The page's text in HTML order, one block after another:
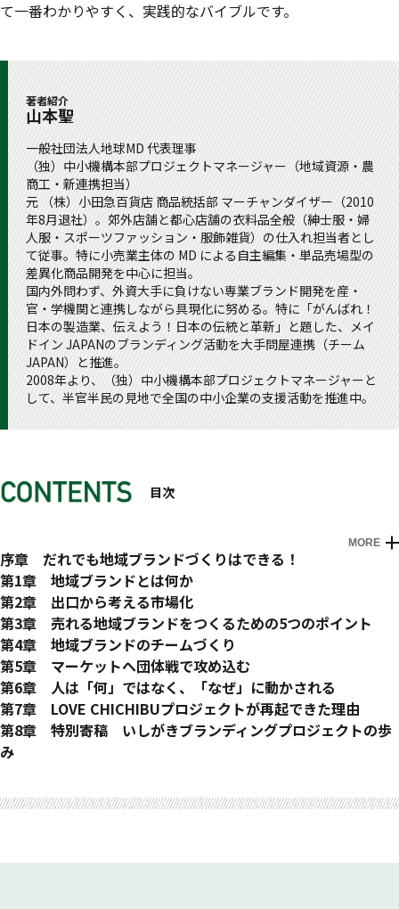
て一番わかりやすく、実践的なバイブルです。
著者紹介
山本聖
一般社団法人地球MD 代表理事
（独）中小機構本部プロジェクトマネージャー（地域資源・農
商工・新連携担当）
元 （株）小田急百貨店 商品統括部 マーチャンダイザー（2010
年8月退社）。郊外店舗と都心店舗の衣料品全般（紳士服・婦
人服・スポーツファッション・服飾雑貨）の仕入れ担当者とし
て従事。特に小売業主体の MD による自主編集・単品売場型の
差異化商品開発を中心に担当。
国内外問わず、外資大手に負けない専業ブランド開発を産・
官・学機関と連携しながら具現化に努める。特に「がんばれ！
日本の製造業、伝えよう！日本の伝統と革新」と題した、メイ
ドイン JAPANのブランディング活動を大手問屋連携（チーム
JAPAN）と推進。
2008年より、（独）中小機構本部プロジェクトマネージャーと
して、半官半民の見地で全国の中小企業の支援活動を推進中。
目次
MORE
はじめに
序章 だれでも地域ブランドづくりはできる！
・地域プロデューサーになろう！
・タイトルに込めた思い
・お客様のニーズを探ればモノは売れる
・ＪＡＰＡＮブランドの確立を目指して
・地域のストーリー探し
・地域ブランド育成プロジェクト「ニッポン・モノ・イチ」
・誰でも地域ブランドづくりはできる！
・本書のつかいかた
第1章 地域ブランドとは何か
・「お客様」と「自分」を知る
・ブランドとは？
・ブランドは土地に宿る
・地域ブランドの目的とは？
・地域ブランドづくりのQ&A
第2章 出口から考える市場化
・市場化プロセスとは
商品企画・開発
流通
販売
・出口を考えてから商品を作る
・ものが売れない三大要因
・地域ブランドづくりはコストがかかる
・地域ブランドづくりのQ&A
第3章 売れる地域ブランドをつくるための5つのポイント
・売れる商品の共通点
市場が求める三大要素
・売れる商品の共通点
・地域ブランドづくりの5つの共通点
1 「ものを見たらシーンが浮かぶ商品」を作る
……お客様のニーズを知る
・ターゲットを絞り込む「お客様シート」
・ライフスタイルを整理する
・時代によって変わる消費者のニーズ
第4章 地域ブランドのチームづくり
人材の棚卸をする
・作り手とお金の工面をする人を想定する
・仲間シートで人的資源の棚卸をする
・基本は地域内、不足分は地域外
・官と民の両方にキーマンを置く
・プロジェクトリーダー
・全体コンセプト（シナリオ）
・販路
第5章 マーケットへ団体戦で攻め込む
ニッポン・モノ・イチの支援スキーム
・進化を続ける支援スキーム
・面的支援は「ＭＤが」勝負
・団体戦のもたらす副次効果
団体で戦うメリットとは
・市場と一緒に面をつくるとは
・展示会の活用例
第6章 人は「何」ではなく、「なぜ」に動かされる
・「モノづくりより、ものがたりづくり」
・サイモン・シネック氏のＴＥＤプレゼン（抜粋）
・ブランドに魂を吹き込むのはあなた
第7章 LOVE CHICHIBUプロジェクトが再起できた理由
・生きた教材
・秩父地方の特徴
・うまく機能しなかった初陣
・チームありきでは軋轢が生まれる
・第二次LOVE CHICHIBUプロジェクト始動
第8章 特別寄稿 いしがきブランディングプロジェクトの歩
み
・ダウンロードページのご案内